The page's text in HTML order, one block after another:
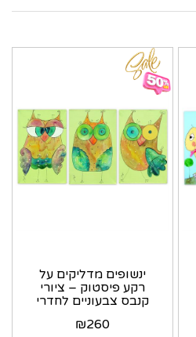
ינשופים מדליקים על
רקע פיסטוק – ציורי
קנבס צבעוניים לחדרי
₪260